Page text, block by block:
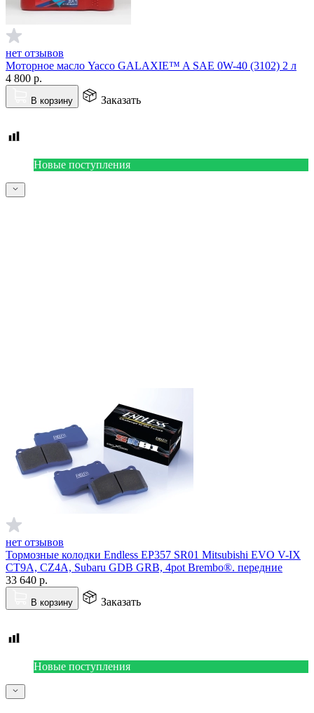
нет отзывов
Моторное масло Yacco GALAXIE™ A SAE 0W-40 (3102) 2 л
4 800 р.
В корзину Заказать
Новые поступления
нет отзывов
Тормозные колодки Endless EP357 SR01 Mitsubishi EVO V-IX
CT9A, CZ4A, Subaru GDB GRB, 4pot Brembo®. передние
33 640 р.
В корзину Заказать
Новые поступления